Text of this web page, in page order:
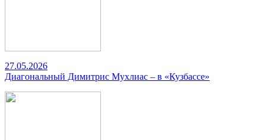
27.05.2026
Диагональный Димитрис Мухлиас – в «Кузбассе»